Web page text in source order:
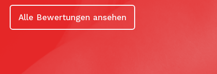
Alle Bewertungen ansehen